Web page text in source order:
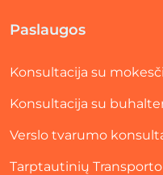
Paslaugos
Konsultacija su
Konsultacija su
Verslo tvarumo
Tarptautinių